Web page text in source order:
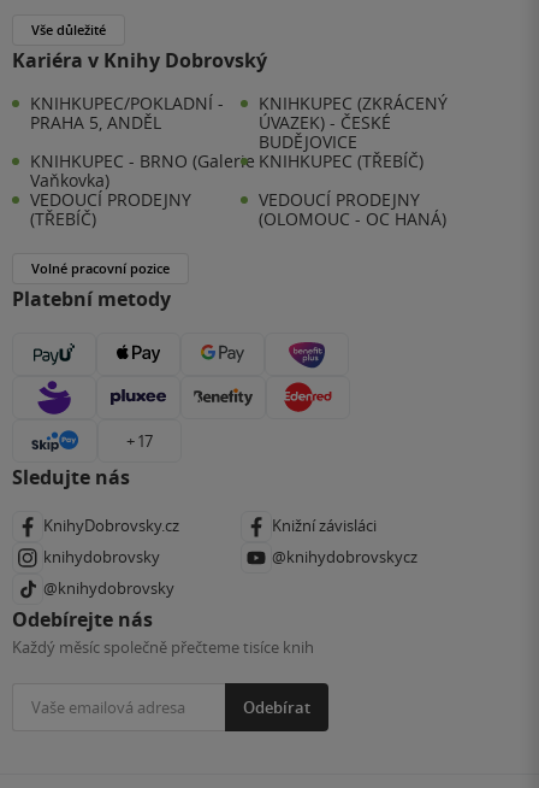
Vše důležité
Kariéra v Knihy Dobrovský
KNIHKUPEC/POKLADNÍ -
PRAHA 5, ANDĚL
KNIHKUPEC (ZKRÁCENÝ
ÚVAZEK) - ČESKÉ
BUDĚJOVICE
KNIHKUPEC - BRNO (Galerie
Vaňkovka)
KNIHKUPEC (TŘEBÍČ)
VEDOUCÍ PRODEJNY
(TŘEBÍČ)
VEDOUCÍ PRODEJNY
(OLOMOUC - OC HANÁ)
Volné pracovní pozice
Platební metody
+ 17
Sledujte nás
KnihyDobrovsky.cz
Knižní závisláci
knihydobrovsky
@knihydobrovskycz
@knihydobrovsky
Odebírejte nás
Každý měsíc společně přečteme tisíce knih
Odebírat